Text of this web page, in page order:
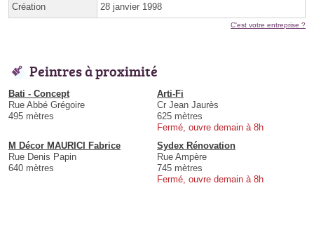
Création 28 janvier 1998
C'est votre entreprise ?
Peintres à proximité
Bati - Concept
Rue Abbé Grégoire
495 mètres
Arti-Fi
Cr Jean Jaurès
625 mètres
Fermé, ouvre demain à 8h
M Décor MAURICI Fabrice
Rue Denis Papin
640 mètres
Sydex Rénovation
Rue Ampère
745 mètres
Fermé, ouvre demain à 8h